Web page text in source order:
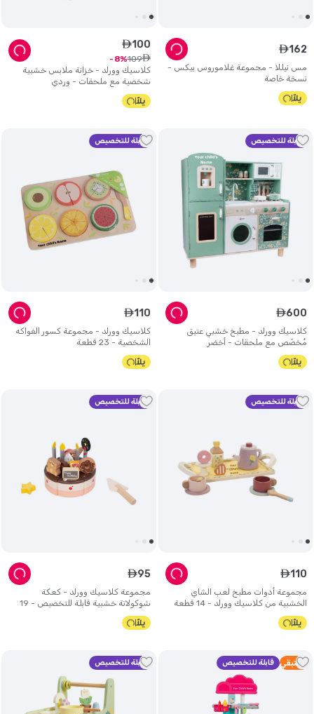
مس نيللا - مجموعة غلاموروس بيكس -
نسخة خاصة
ê162
كلاسيك وورلد - خزانة ملابس خشبية
شخصية مع ملحقات - وردي
ê100
ê
109
8
قابلة للتخصيص
كلاسيك وورلد - مطبخ خشبي عتيق
مُخصّص مع ملحقات - أخضر
ê600
قابلة للتخصيص
كلاسيك وورلد - مجموعة كسور الفواكه
الشخصية - 23 قطعة
ê110
قابلة للتخصيص
مجموعة أدوات مطبخ لعب الشاي
الخشبية من كلاسيك وورلد - 14 قطعة
ê110
قابلة للتخصيص
مجموعة كلاسيك وورلد - كعكة
شوكولاتة خشبية قابلة للتخصيص - 19
قطعة
ê95
5 متبقي قابلة للتخصيص قابلة للتخصيص